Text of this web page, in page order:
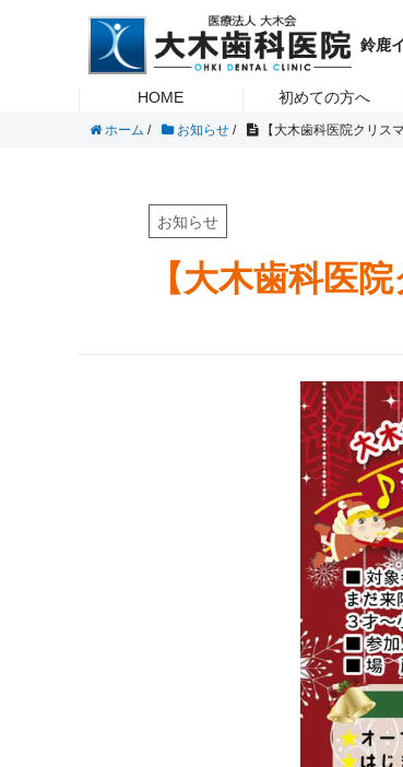
虫歯・歯周病・入れ歯・インプラント・矯正治療のこ
大木歯科医院
鈴鹿
HOME
初めての方へ
ホーム / お知らせ / 【大木歯科医院クリス
お知らせ
【大木歯科医